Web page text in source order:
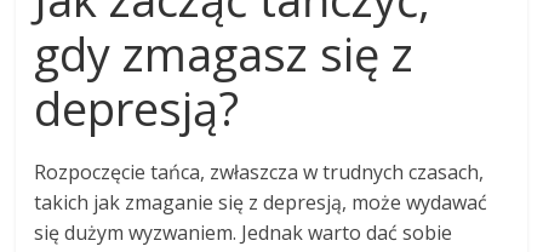
gdy zmagasz się z
depresją?
Rozpoczęcie tańca, zwłaszcza w trudnych czasach,
takich jak zmaganie się z depresją, może wydawać
się dużym wyzwaniem. Jednak warto dać sobie